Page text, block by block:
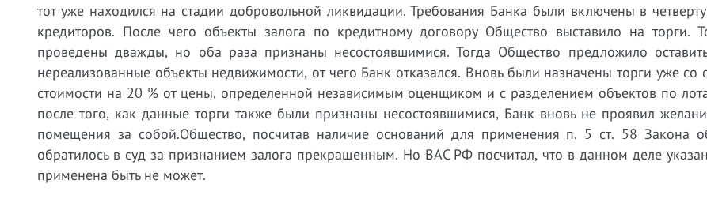
тот уже находился на стадии добровольной ликвидации. Требования Банка были включены в
кредиторов. После чего объекты залога по кредитному договору Общество выставило на торги.
проведены дважды, но оба раза признаны несостоявшимися. Тогда Общество предложило
нереализованные объекты недвижимости, от чего Банк отказался. Вновь были назначены торги уже со
стоимости на 20 % от цены, определенной независимым оценщиком и с разделением объектов по
после того, как данные торги также были признаны несостоявшимися, Банк вновь не проявил
помещения за собой.Общество, посчитав наличие оснований для применения п. 5 ст. 58 Закона
обратилось в суд за признанием залога прекращенным. Но ВАС РФ посчитал, что в данном деле
применена быть не может.